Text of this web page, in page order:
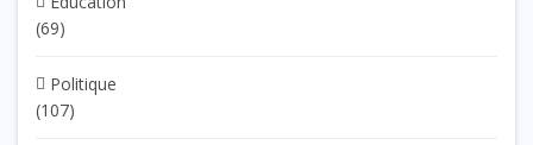
(69)
Politique
(107)